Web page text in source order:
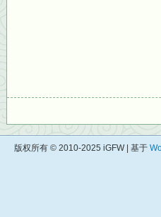
版权所有 © 2010-2025 iGFW | 基于